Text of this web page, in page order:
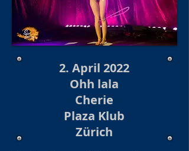
2. April 2022
Ohh lala
Cherie
Plaza Klub
Zürich